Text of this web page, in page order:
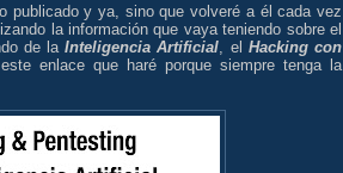
publicado y ya, sino que volveré a él cada vez
la información que vaya teniendo sobre el
de laInteligencia Artificial , el Hacking con
este enlace que haré porque siempre tenga la